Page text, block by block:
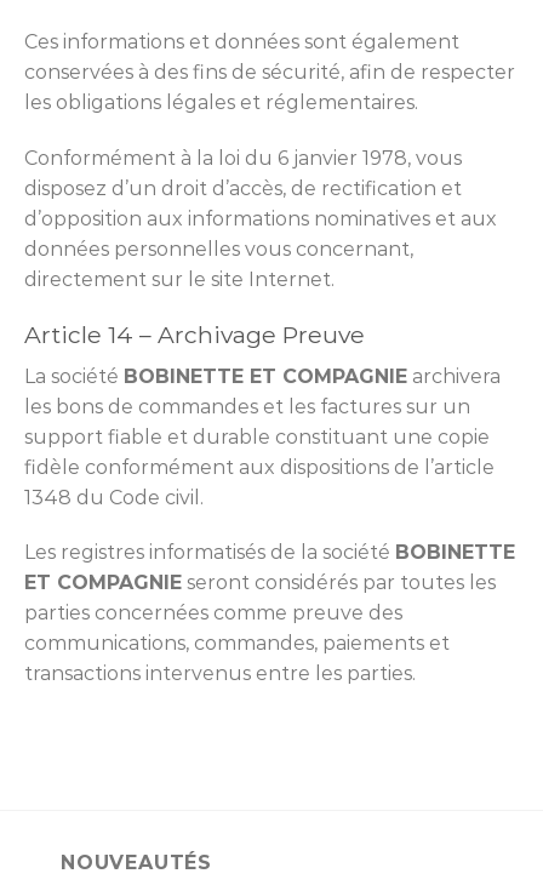
Ces informations et données sont également
conservées à des fins de sécurité, afin de respecter
les obligations légales et réglementaires.
Conformément à la loi du 6 janvier 1978, vous
disposez d’un droit d’accès, de rectification et
d’opposition aux informations nominatives et aux
données personnelles vous concernant,
directement sur le site Internet.
Article 14 – Archivage Preuve
La société BOBINETTE ET COMPAGNIE archivera
les bons de commandes et les factures sur un
support fiable et durable constituant une copie
fidèle conformément aux dispositions de l’article
1348 du Code civil.
Les registres informatisés de la société BOBINETTE
ET COMPAGNIE seront considérés par toutes les
parties concernées comme preuve des
communications, commandes, paiements et
transactions intervenus entre les parties.
NOUVEAUTÉS